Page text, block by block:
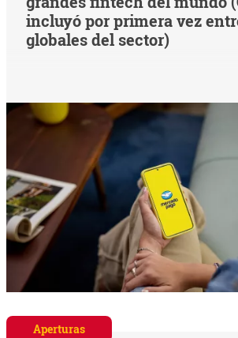
incluyó por primera vez
globales del sector)
Aperturas